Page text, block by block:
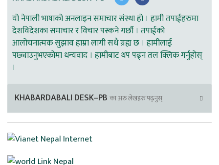
यो नेपाली भाषाको अनलाइन समाचार संस्था हो । हामी तपाईहरुमा
देशविदेशका समाचार र विचार पस्कने गर्छौ । तपाईको
आलोचनात्मक सुझाव हाम्रा लागी सधै ग्रह्य छ । हामीलाई
पछ्याउनुभएकोमा धन्यवाद । हामीबाट थप पढ्न तल क्लिक गर्नुहोस्
।
KHABARDABALI DESK–PB का अरु लेखहरु पढ्नुस्